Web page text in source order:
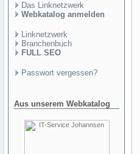
Das Linknetzwerk
Webkatalog anmelden
Linknetzwerk
Branchenbuch
FULL SEO
Passwort vergessen?
Aus unserem Webkatalog